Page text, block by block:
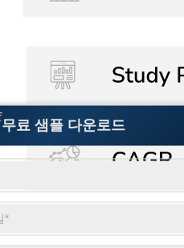
무료 샘플 다운로드